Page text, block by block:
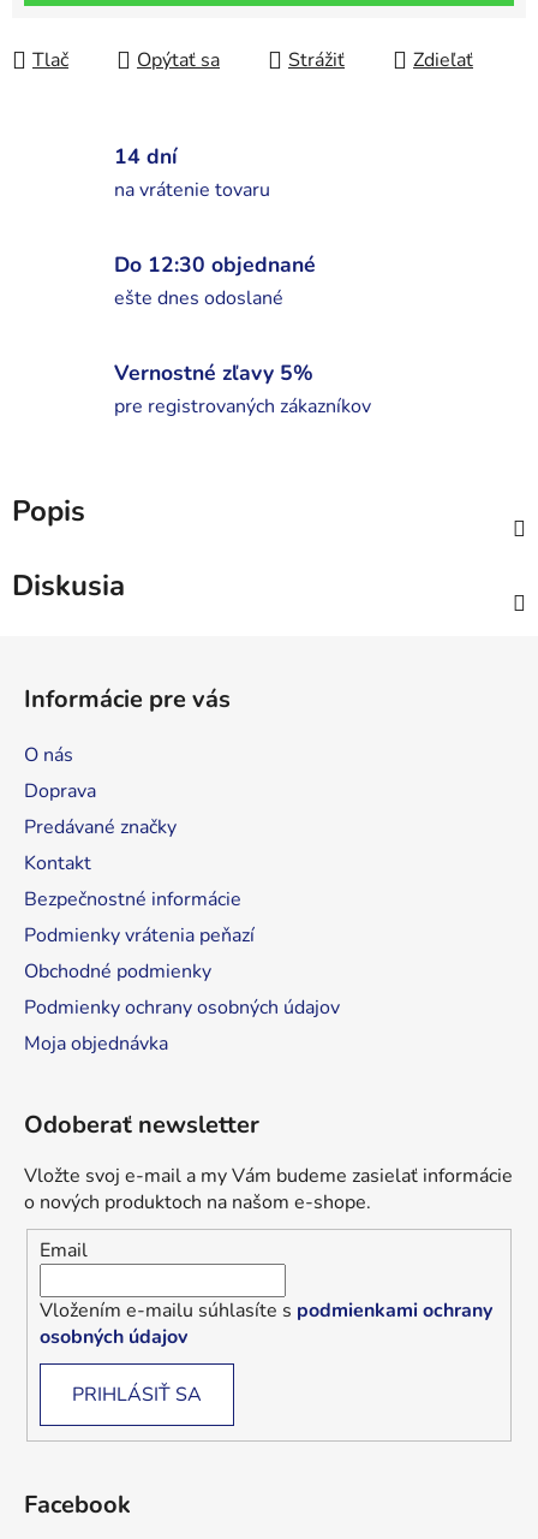
Tlač Opýtať sa Strážiť Zdieľať
14 dní
na vrátenie tovaru
Do 12:30 objednané
ešte dnes odoslané
Vernostné zľavy 5%
pre registrovaných zákazníkov
Popis
Diskusia
Informácie pre vás
O nás
Doprava
Predávané značky
Kontakt
Bezpečnostné informácie
Podmienky vrátenia peňazí
Obchodné podmienky
Podmienky ochrany osobných údajov
Moja objednávka
Odoberať newsletter
Vložte svoj e-mail a my Vám budeme zasielať informácie
o nových produktoch na našom e-shope.
Email
Vložením e-mailu súhlasíte s podmienkami ochrany
osobných údajov
PRIHLÁSIŤ SA
Facebook